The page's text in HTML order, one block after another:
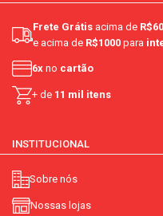
Frete Grátis acima de
e acima de R$1000 para
6x no cartão
+ de 11 mil itens
INSTITUCIONAL
Sobre nós
Nossas lojas